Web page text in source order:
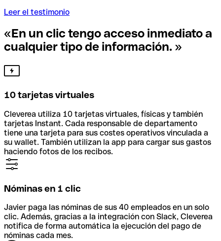
Leer el testimonio
«En un clic tengo acceso inmediato a
cualquier tipo de información. »
10 tarjetas virtuales
Cleverea utiliza 10 tarjetas virtuales, físicas y también
tarjetas Instant. Cada responsable de departamento
tiene una tarjeta para sus costes operativos vinculada a
su wallet. También utilizan la app para cargar sus gastos
haciendo fotos de los recibos.
Nóminas en 1 clic
Javier paga las nóminas de sus 40 empleados en un solo
clic. Además, gracias a la integración con Slack, Cleverea
notifica de forma automática la ejecución del pago de
nóminas cada mes.